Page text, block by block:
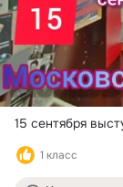
15 сентября
1 класс